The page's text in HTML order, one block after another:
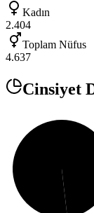
Kadın
2.404
Toplam Nüfus
4.637
Cinsiyet